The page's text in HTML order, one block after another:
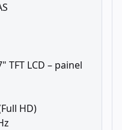
TFT LCD – painel
HD)